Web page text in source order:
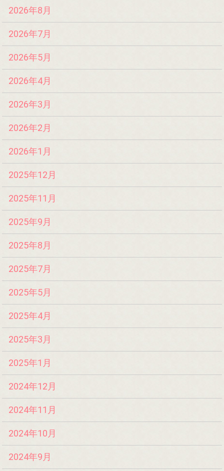
2026年8月
2026年7月
2026年5月
2026年4月
2026年3月
2026年2月
2026年1月
2025年12月
2025年11月
2025年9月
2025年8月
2025年7月
2025年5月
2025年4月
2025年3月
2025年1月
2024年12月
2024年11月
2024年10月
2024年9月